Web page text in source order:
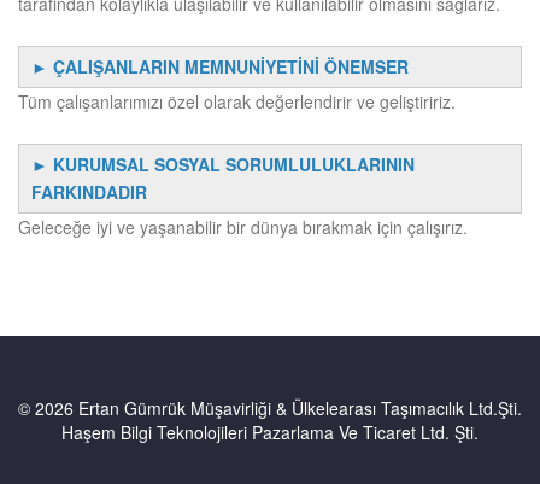
► ÇALIŞANLARIN MEMNUNİYETİNİ ÖNEMSER
Tüm çalışanlarımızı özel olarak değerlendirir ve geliştiririz.
► KURUMSAL SOSYAL SORUMLULUKLARININ
FARKINDADIR
Geleceğe iyi ve yaşanabilir bir dünya bırakmak için çalışırız.
© 2026 Ertan Gümrük Müşavirliği & Ülkelearası Taşımacılık Ltd.Şti.
Haşem Bilgi Teknolojileri Pazarlama Ve Ticaret Ltd. Şti.